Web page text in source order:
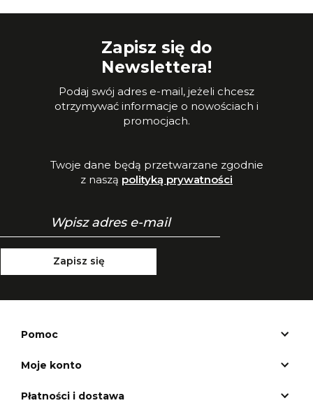
Zapisz się do
Newslettera!
Podaj swój adres e-mail, jeżeli chcesz
otrzymywać informacje o nowościach i
promocjach.
Twoje dane będą przetwarzane zgodnie
z naszą polityką prywatności
Zapisz się
Pomoc
Moje konto
Płatności i dostawa